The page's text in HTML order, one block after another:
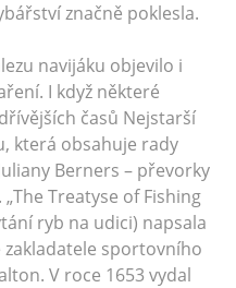
značně poklesla.
navijáku objevilo i
I když některé
časů Nejstarší
která obsahuje rady
Berners – převorky
Treatyse of Fishing
ryb na udici) napsala
sportovního
V roce 1653 vydal